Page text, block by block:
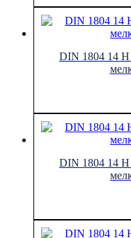
DIN 1804 14 H
DIN 1804 14 H